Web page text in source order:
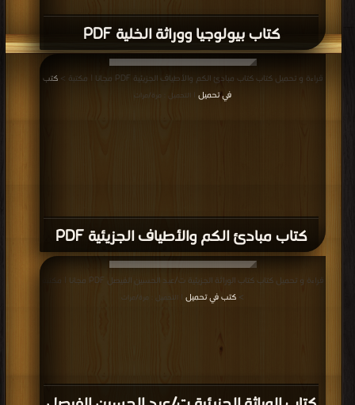
كتاب بيولوجيا ووراثة الخلية PDF
كتاب مبادئ الكم والأطياف الجزيئية PDF
قراءة و تحميل كتاب كتاب مبادئ الكم والأطياف الجزيئية PDF مجانا | مكتبة >
كتب
في تحميل
| التحميل : مرة/مرات
قراءة و تحميل كتاب كتاب الوراثة الجزيئية ت/عبد الحسين الفيصل PDF مجانا | مكتبة
> كتب في تحميل | التحميل : مرة/مرات